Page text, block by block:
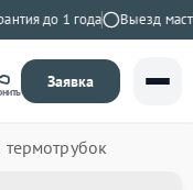
до 1 года Выезд
Заявка